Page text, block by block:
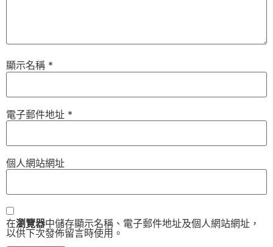
顯示名稱 *
電子郵件地址 *
個人網站網址
在瀏覽器中儲存顯示名稱、電子郵件地址及個人網站網址，
以供下次發佈留言時使用。